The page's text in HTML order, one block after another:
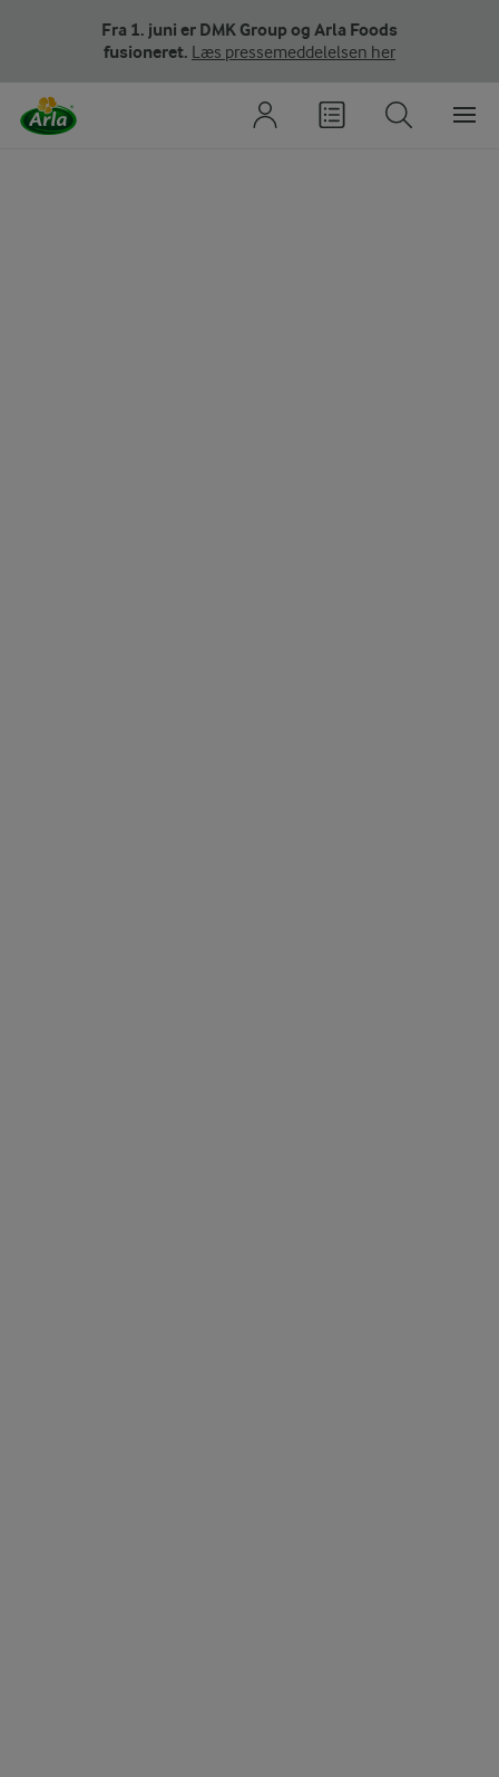
Fra 1. juni er DMK Group og Arla Foods
fusioneret. Læs pressemeddelelsen her